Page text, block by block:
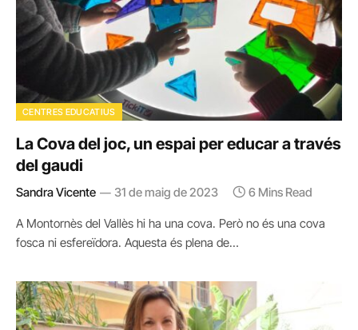
CENTRES EDUCATIUS
La Cova del joc, un espai per educar a través
del gaudi
Sandra Vicente 31 de maig de 2023 6 Mins Read
A Montornès del Vallès hi ha una cova. Però no és una cova
fosca ni esfereïdora. Aquesta és plena de…